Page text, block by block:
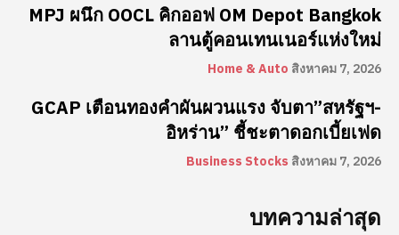
MPJ ผนึก OOCL คิกออฟ OM Depot Bangkok
ลานตู้คอนเทนเนอร์แห่งใหม่
Home & Auto สิงหาคม 7, 2026
GCAP เตือนทองคำผันผวนแรง จับตา”สหรัฐฯ-
อิหร่าน” ชี้ชะตาดอกเบี้ยเฟด
Business Stocks สิงหาคม 7, 2026
บทความล่าสุด